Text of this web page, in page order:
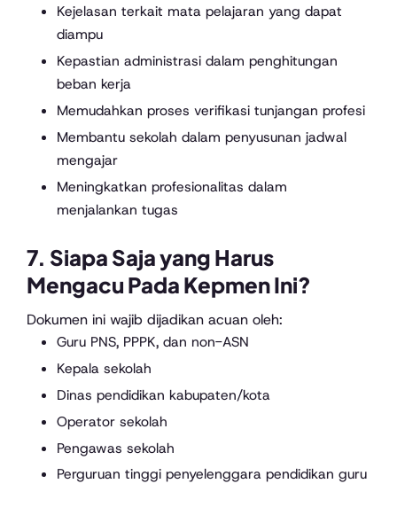
Kejelasan terkait mata pelajaran yang dapat
diampu
Kepastian administrasi dalam penghitungan
beban kerja
Memudahkan proses verifikasi tunjangan profesi
Membantu sekolah dalam penyusunan jadwal
mengajar
Meningkatkan profesionalitas dalam
menjalankan tugas
7. Siapa Saja yang Harus
Mengacu Pada Kepmen Ini?
Dokumen ini wajib dijadikan acuan oleh:
Guru PNS, PPPK, dan non-ASN
Kepala sekolah
Dinas pendidikan kabupaten/kota
Operator sekolah
Pengawas sekolah
Perguruan tinggi penyelenggara pendidikan guru